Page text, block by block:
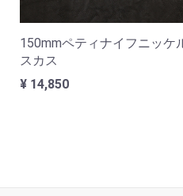
150mmペティナイフニッケ
スカス
¥ 14,850